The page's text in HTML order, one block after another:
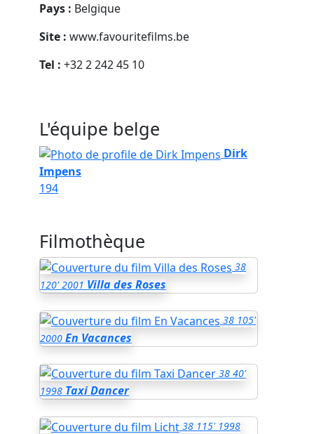
Pays : Belgique
Site : www.favouritefilms.be
Tel : +32 2 242 45 10
L'équipe belge
Dirk
Impens
194
Filmothèque
38
120' 2001 Villa des Roses
38 105'
2000 En Vacances
38 40'
1998 Taxi Dancer
38 115' 1998